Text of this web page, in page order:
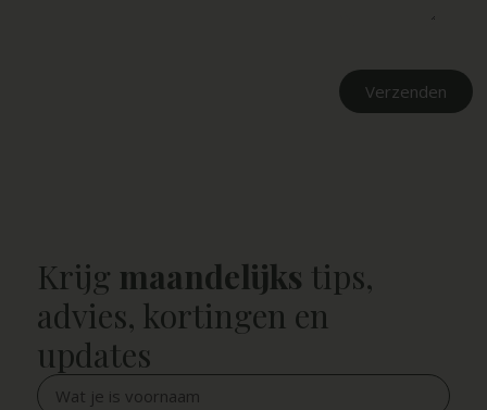
Verzenden
Krijg maandelijks tips,
advies, kortingen en
updates